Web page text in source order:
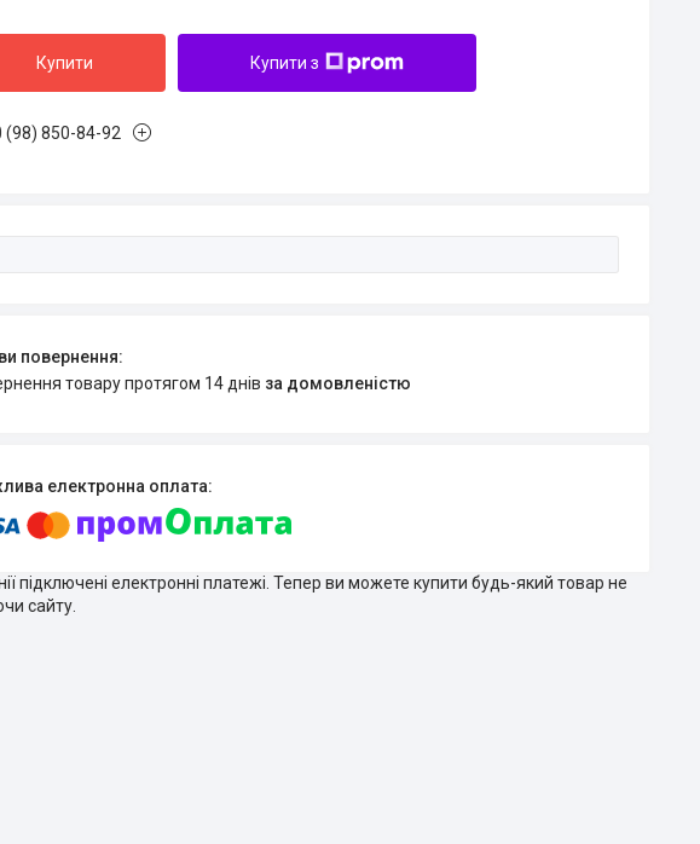
Купити Купити з
(98) 850-84-92
товару протягом 14 днів за домовленістю
підключені електронні платежі. Тепер ви можете купити будь-який товар не
сайту.